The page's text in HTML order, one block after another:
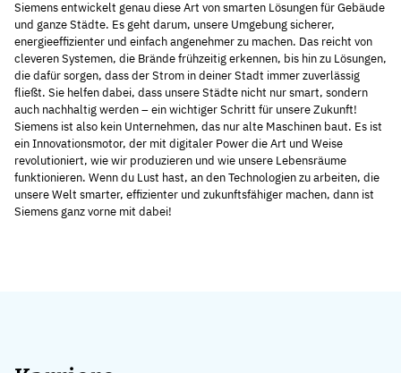
Siemens entwickelt genau diese Art von smarten Lösungen für Gebäude
und ganze Städte. Es geht darum, unsere Umgebung sicherer,
energieeffizienter und einfach angenehmer zu machen. Das reicht von
cleveren Systemen, die Brände frühzeitig erkennen, bis hin zu Lösungen,
die dafür sorgen, dass der Strom in deiner Stadt immer zuverlässig
fließt. Sie helfen dabei, dass unsere Städte nicht nur smart, sondern
auch nachhaltig werden – ein wichtiger Schritt für unsere Zukunft!
Siemens ist also kein Unternehmen, das nur alte Maschinen baut. Es ist
ein Innovationsmotor, der mit digitaler Power die Art und Weise
revolutioniert, wie wir produzieren und wie unsere Lebensräume
funktionieren. Wenn du Lust hast, an den Technologien zu arbeiten, die
unsere Welt smarter, effizienter und zukunftsfähiger machen, dann ist
Siemens ganz vorne mit dabei!